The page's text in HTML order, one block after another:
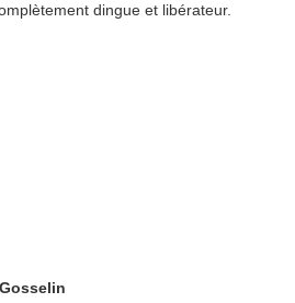
dingue et libérateur.